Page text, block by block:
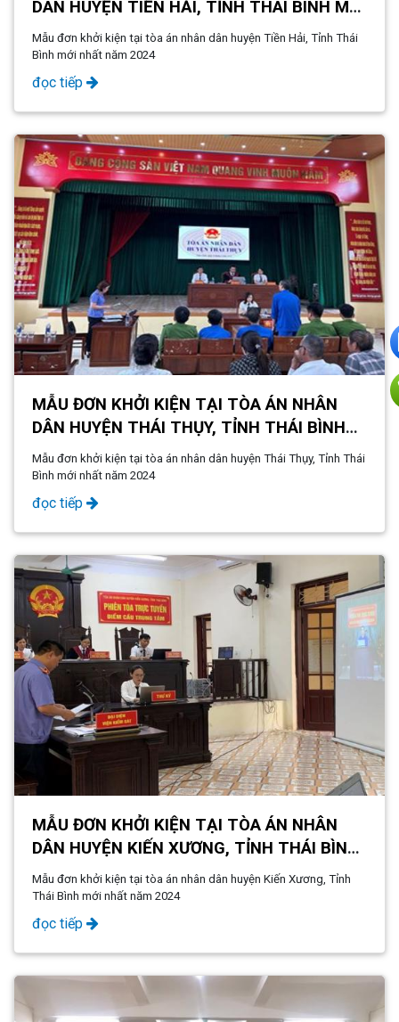
DÂN HUYỆN TIỀN HẢI, TỈNH THÁI BÌNH MỚI
NHẤT NĂM 2024
Mẫu đơn khởi kiện tại tòa án nhân dân huyện Tiền Hải, Tỉnh Thái
Bình mới nhất năm 2024
đọc tiếp
MẪU ĐƠN KHỞI KIỆN TẠI TÒA ÁN NHÂN
DÂN HUYỆN THÁI THỤY, TỈNH THÁI BÌNH
MỚI NHẤT NĂM 2024
Mẫu đơn khởi kiện tại tòa án nhân dân huyện Thái Thụy, Tỉnh Thái
Bình mới nhất năm 2024
đọc tiếp
MẪU ĐƠN KHỞI KIỆN TẠI TÒA ÁN NHÂN
DÂN HUYỆN KIẾN XƯƠNG, TỈNH THÁI BÌNH
MỚI NHẤT NĂM 2024
Mẫu đơn khởi kiện tại tòa án nhân dân huyện Kiến Xương, Tỉnh
Thái Bình mới nhất năm 2024
đọc tiếp